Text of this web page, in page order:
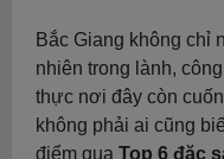
Bắc Giang không chỉ
nhiên trong lành,
thực nơi đây còn
không phải ai cũng
điểm qua Top 6 đặc